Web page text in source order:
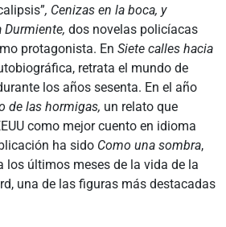
, Cenizas en la boca, y
Durmiente, dos novelas policíacas
protagonista. En Siete calles hacia
retrata el mundo de
los años sesenta. En el año
de las hormigas, un relato que
como mejor cuento en idioma
ha sido Como una sombra,
los últimos meses de la vida de la
una de las figuras más destacadas